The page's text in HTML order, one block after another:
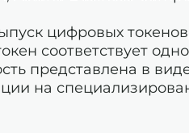
цифровых
соответствует
представлена в
на